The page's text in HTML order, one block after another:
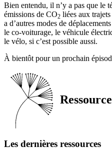
Bien entendu, il n’y a pas que le
émissions de CO2 liées aux
a d’autres modes de
le co-voiturage, le véhicule
le vélo, si c’est possible aussi.
À bientôt pour un prochain
Les dernières ressources